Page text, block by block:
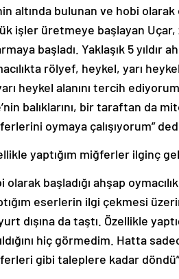
altında bulunan ve hobi
işler üretmeye başlayan
başladı. Yaklaşık 5
rölyef, heykel, yarı
heykel alanını tercih
balıklarını, bir taraftan da
oymaya çalışıyorum”
yaptığım miğferler ilginç
olarak başladığı ahşap
eserlerin ilgi çekmesi
dışına da taştı. Özellikle
hiç görmedim. Hatta
gibi taleplere kadar